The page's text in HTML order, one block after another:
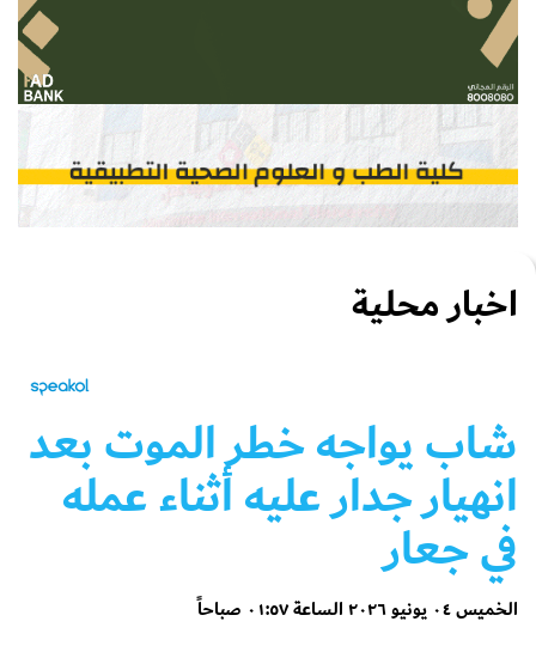
اخبار محلية
شاب يواجه خطر الموت بعد
انهيار جدار عليه أثناء عمله
في جعار
الخميس ٠٤ يونيو ٢٠٢٦ الساعة ٠١:٥٧ صباحاً